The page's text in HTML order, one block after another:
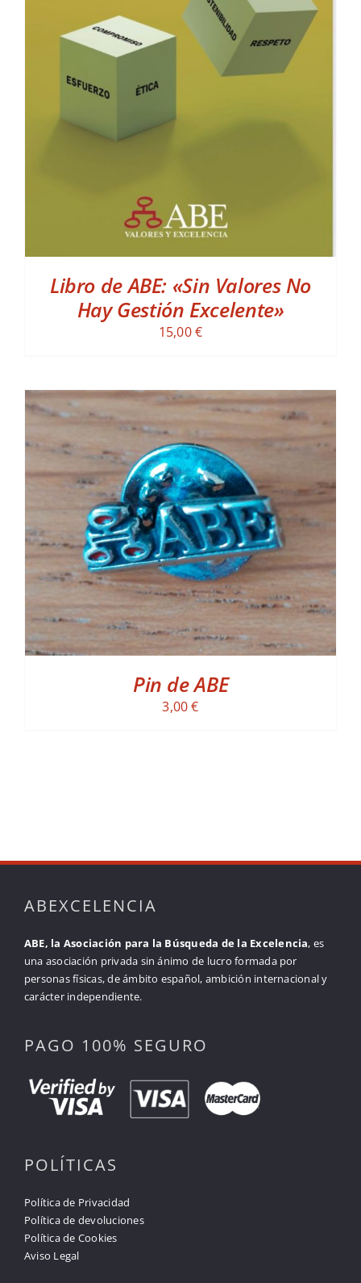
ADD TO CART / DETALLES
Libro de ABE: «Sin Valores No
Hay Gestión Excelente»
15,00€
ADD TO CART / DETALLES
Pin de ABE
3,00€
ABEXCELENCIA
ABE, la Asociación para la Búsqueda de la Excelencia, es
una asociación privada sin ánimo de lucro formada por
personas físicas, de ámbito español, ambición internacional y
carácter independiente.
PAGO 100% SEGURO
POLÍTICAS
Política de Privacidad
Política de devoluciones
Política de Cookies
Aviso Legal